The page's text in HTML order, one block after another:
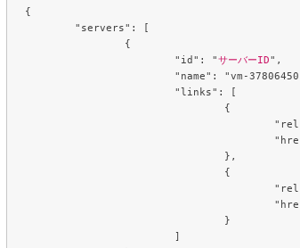
{
			"id": "
サーバーID",